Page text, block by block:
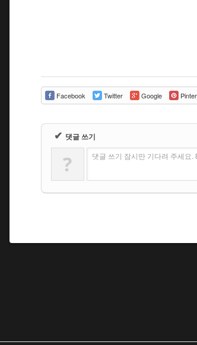
Facebook Twitter Google
✔ 댓글 쓰기
? 댓글 쓰기 잠시만 기다려 주세요